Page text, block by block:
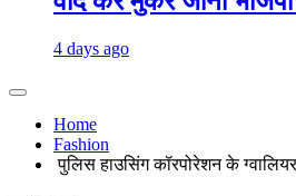
4 days ago
Home
Fashion
पुलिस हाउसिंग कॉरपोरेशन के